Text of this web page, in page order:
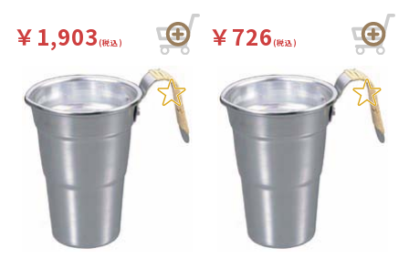
￥1,903(税込) ￥726(税込)